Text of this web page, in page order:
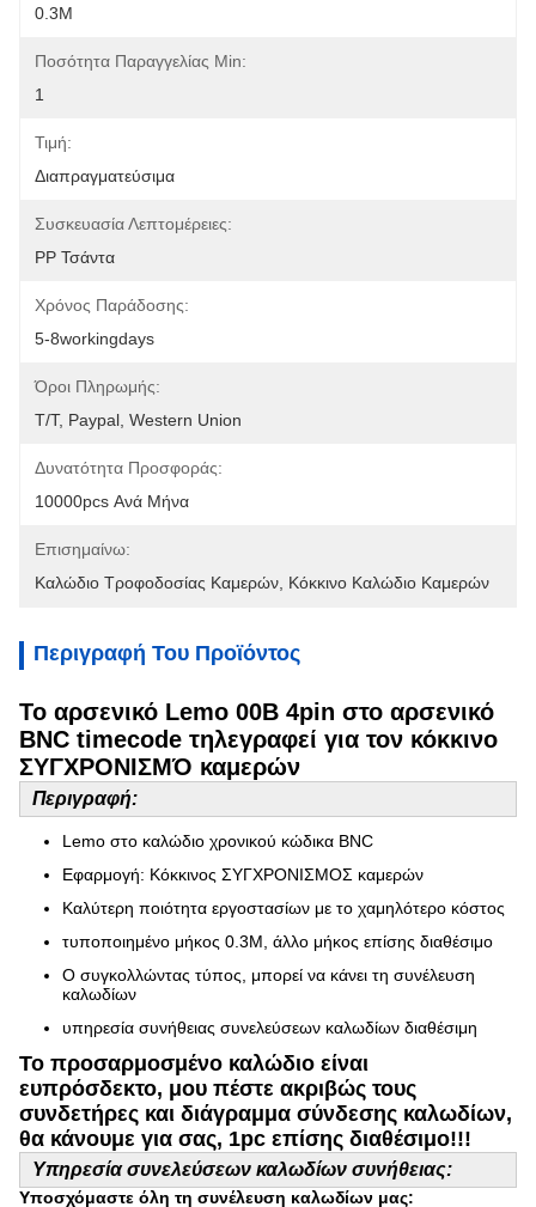
0.3M
Ποσότητα Παραγγελίας Min:
1
Τιμή:
Διαπραγματεύσιμα
Συσκευασία Λεπτομέρειες:
PP Τσάντα
Χρόνος Παράδοσης:
5-8workingdays
Όροι Πληρωμής:
T/T, Paypal, Western Union
Δυνατότητα Προσφοράς:
10000pcs Ανά Μήνα
Επισημαίνω:
Καλώδιο Τροφοδοσίας Καμερών Κόκκινο Καλώδιο Καμερών
Περιγραφή Του Προϊόντος
Το αρσενικό Lemo 00B 4pin στο αρσενικό
BNC timecode τηλεγραφεί για τον κόκκινο
ΣΥΓΧΡΟΝΙΣΜΌ καμερών
Περιγραφή:
Lemo στο καλώδιο χρονικού κώδικα BNC
Εφαρμογή: Κόκκινος ΣΥΓΧΡΟΝΙΣΜΟΣ καμερών
Καλύτερη ποιότητα εργοστασίων με το χαμηλότερο κόστος
τυποποιημένο μήκος 0.3M, άλλο μήκος επίσης διαθέσιμο
Ο συγκολλώντας τύπος, μπορεί να κάνει τη συνέλευση
καλωδίων
υπηρεσία συνήθειας συνελεύσεων καλωδίων διαθέσιμη
Το προσαρμοσμένο καλώδιο είναι
ευπρόσδεκτο, μου πέστε ακριβώς τους
συνδετήρες και διάγραμμα σύνδεσης καλωδίων,
θα κάνουμε για σας, 1pc επίσης διαθέσιμο!!!
Υπηρεσία συνελεύσεων καλωδίων συνήθειας:
Υποσχόμαστε όλη τη συνέλευση καλωδίων μας: